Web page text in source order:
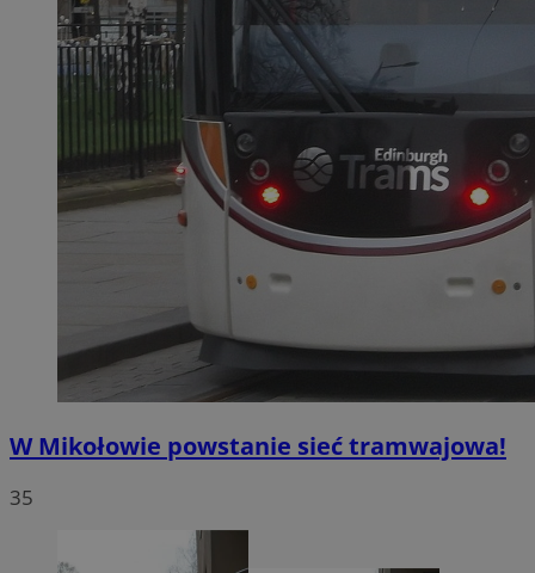
W Mikołowie powstanie sieć tramwajowa!
35